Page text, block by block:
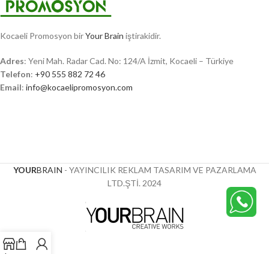
Kocaeli Promosyon birYour Brain iştirakidir.
Adres: Yeni Mah. Radar Cad. No: 124/A İzmit, Kocaeli – Türkiye
Telefon: +90 555 882 72 46
Email: info@kocaelipromosyon.com
YOURBRAIN - YAYINCILIK REKLAM TASARIM VE PAZARLAMA
LTD.ŞTİ. 2024